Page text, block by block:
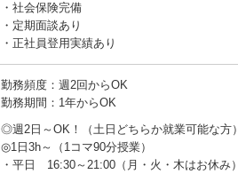
・社会保険完備
・定期面談あり
・正社員登用実績あり
勤務頻度：週2回からOK
勤務期間：1年からOK
◎週2日～OK！（土日どちらか就業可能な方）
◎1日3h～（1コマ90分授業）
・平日 16:30～21:00（月・火・木はお休み）